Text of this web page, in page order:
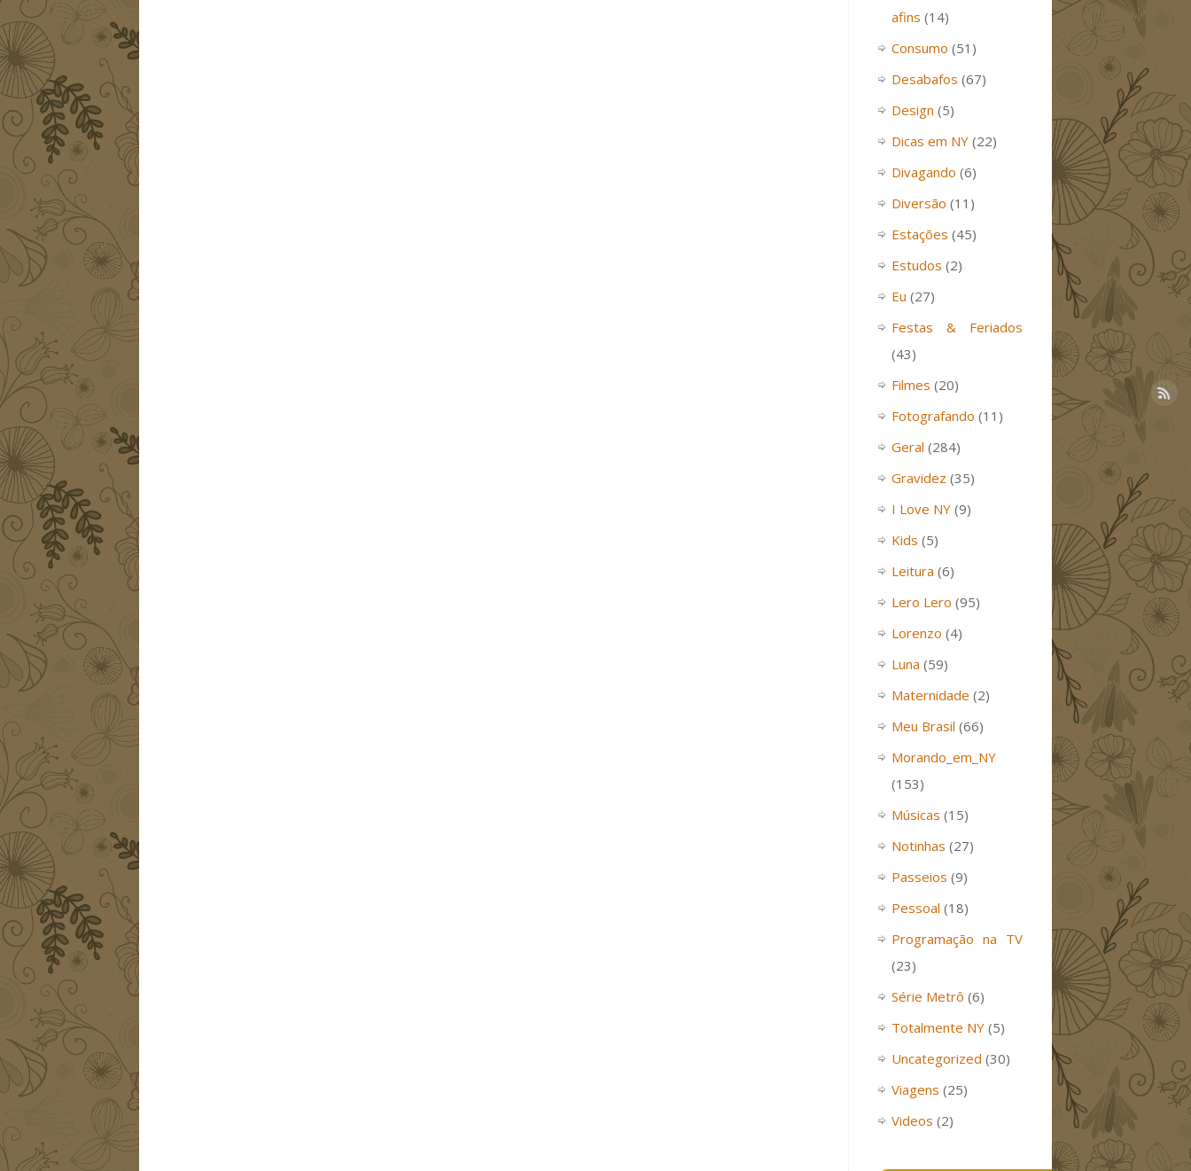
afins (14)
Consumo (51)
Desabafos (67)
Design (5)
Dicas em NY (22)
Divagando (6)
Diversão (11)
Estações (45)
Estudos (2)
Eu (27)
Festas & Feriados
(43)
Filmes (20)
Fotografando (11)
Geral (284)
Gravidez (35)
I Love NY (9)
Kids (5)
Leitura (6)
Lero Lero (95)
Lorenzo (4)
Luna (59)
Maternidade (2)
Meu Brasil (66)
Morando_em_NY
(153)
Músicas (15)
Notinhas (27)
Passeios (9)
Pessoal (18)
Programação na TV
(23)
Série Metrô (6)
Totalmente NY (5)
Uncategorized (30)
Viagens (25)
Videos (2)